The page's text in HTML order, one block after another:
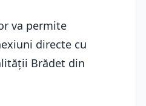
va permite
directe cu
Brădet din